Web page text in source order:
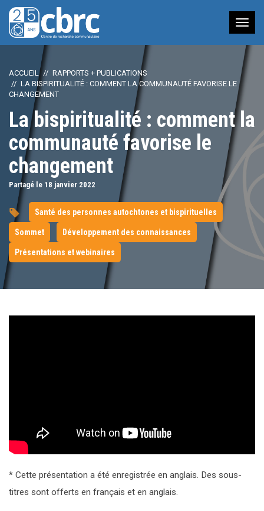
à
ACCUEIL
RAPPORTS + PUBLICATIONS
LA BISPIRITUALITÉ : COMMENT LA COMMUNAUTÉ FAVORISE LE
CHANGEMENT
La bispiritualité : comment la
communauté favorise le
changement
Partagé le 18 janvier 2022
Santé des personnes autochtones et bispirituelles
Sommet Développement des connaissances
Présentations et webinaires
* Cette présentation a été enregistrée en anglais. Des sous-
titres sont offerts en français et en anglais.